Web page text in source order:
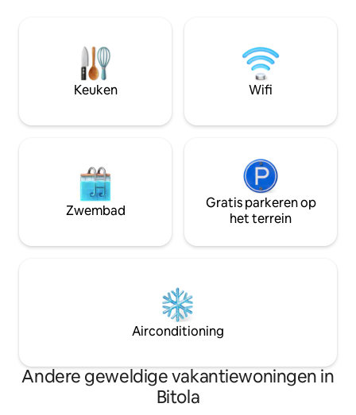
uitgeruste keuken, een grote
slaapkamer, een slaapbank,
beddengoed en handdoeken en
beveiligde parkeergelegenheid met een
eigen bubbelbad
slechts 15
stadscentrum.
schone
deur.
Keuken Wifi
Zwembad
Gratis parkeren op
het terrein
Airconditioning
Andere geweldige vakantiewoningen in
Bitola